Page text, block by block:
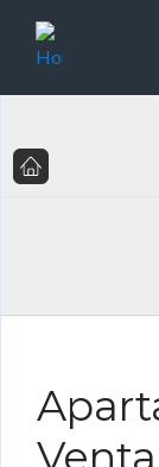
Ideales Para Inversión O